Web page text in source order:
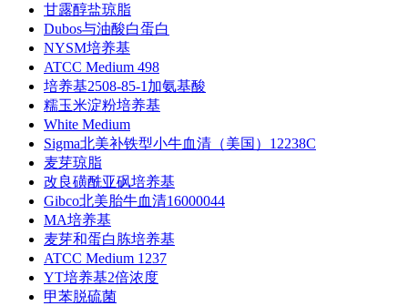
甘露醇盐琼脂
Dubos与油酸白蛋白
NYSM培养基
ATCC Medium 498
培养基2508-85-1加氨基酸
糯玉米淀粉培养基
White Medium
Sigma北美补铁型小牛血清（美国）12238C
麦芽琼脂
改良磺酰亚砜培养基
Gibco北美胎牛血清16000044
MA培养基
麦芽和蛋白胨培养基
ATCC Medium 1237
YT培养基2倍浓度
甲苯脱硫菌